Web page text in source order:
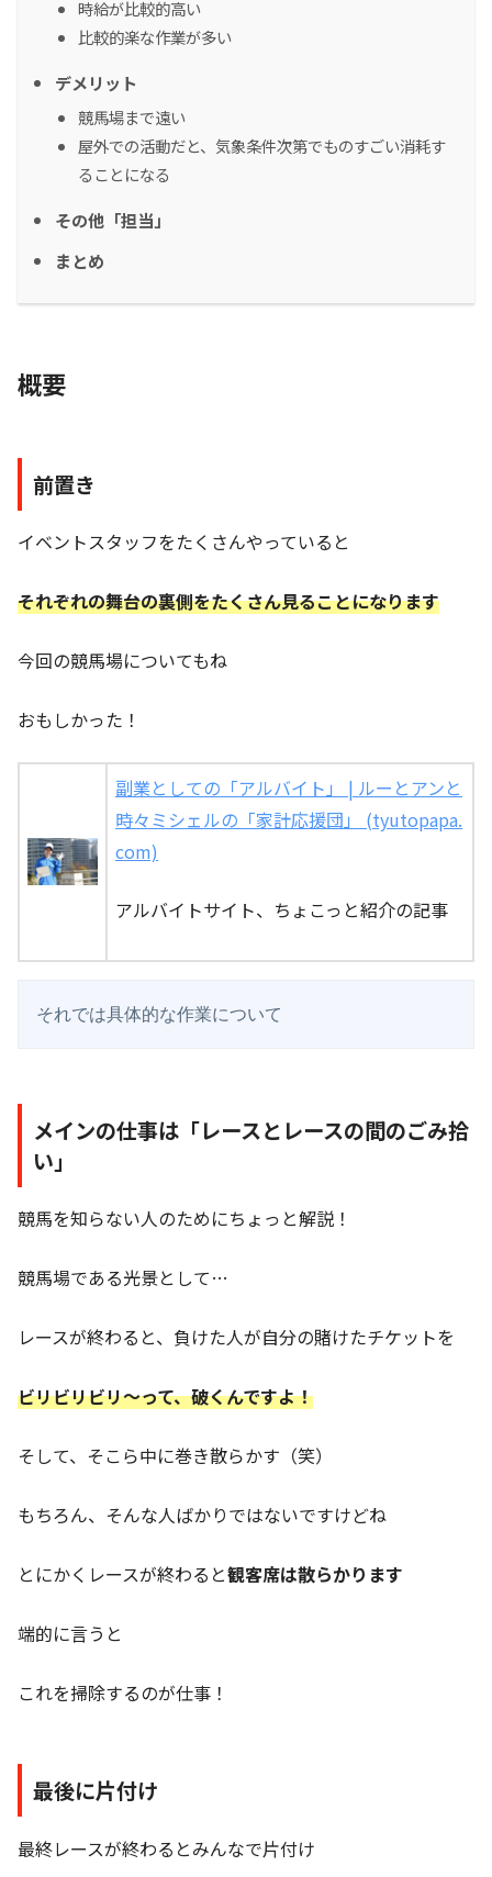
時給が比較的高い
比較的楽な作業が多い
デメリット
競馬場まで遠い
屋外での活動だと、気象条件次第でものすごい消耗す
ることになる
その他「担当」
まとめ
概要
前置き
イベントスタッフをたくさんやっていると
それぞれの舞台の裏側をたくさん見ることになります
今回の競馬場についてもね
おもしかった！
副業としての「アルバイト」 | ルーとアンと
時々ミシェルの「家計応援団」 (tyutopapa.
com)
アルバイトサイト、ちょこっと紹介の記事
それでは具体的な作業について
メインの仕事は「レースとレースの間のごみ拾
い」
競馬を知らない人のためにちょっと解説！
競馬場である光景として…
レースが終わると、負けた人が自分の賭けたチケットを
ビリビリビリ～って、破くんですよ！
そして、そこら中に巻き散らかす（笑）
もちろん、そんな人ばかりではないですけどね
とにかくレースが終わると観客席は散らかります
端的に言うと
これを掃除するのが仕事！
最後に片付け
最終レースが終わるとみんなで片付け